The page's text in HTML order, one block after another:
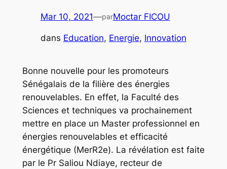
Mar 10, 2021—parMoctar FICOU
dans Education, Energie, Innovation
Bonne nouvelle pour les promoteurs
Sénégalais de la filière des énergies
renouvelables. En effet, la Faculté des
Sciences et techniques va prochainement
mettre en place un Master professionnel en
énergies renouvelables et efficacité
énergétique (MerR2e). La révélation est faite
par le Pr Saliou Ndiaye, recteur de